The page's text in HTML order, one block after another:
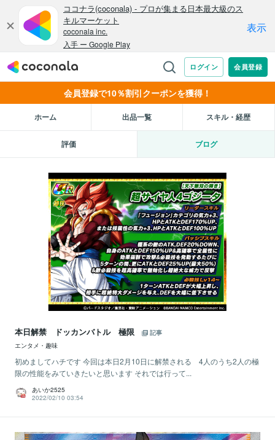
会員登録で10％割引クーポンを獲得！
ホーム 出品一覧 スキル・経歴
評価 ブログ
本日解禁 ドッカンバトル 極限
記事
エンタメ・趣味
初めましてハチです 今回は本日2月10日に解禁される 4人のうち2人の極
限の性能をみていきたいと思います それでは行って...
あいか2525
2022/02/10 03:54